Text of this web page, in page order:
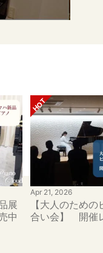
展
中
Apr 21, 2026
【大人のための
合い会】 開催